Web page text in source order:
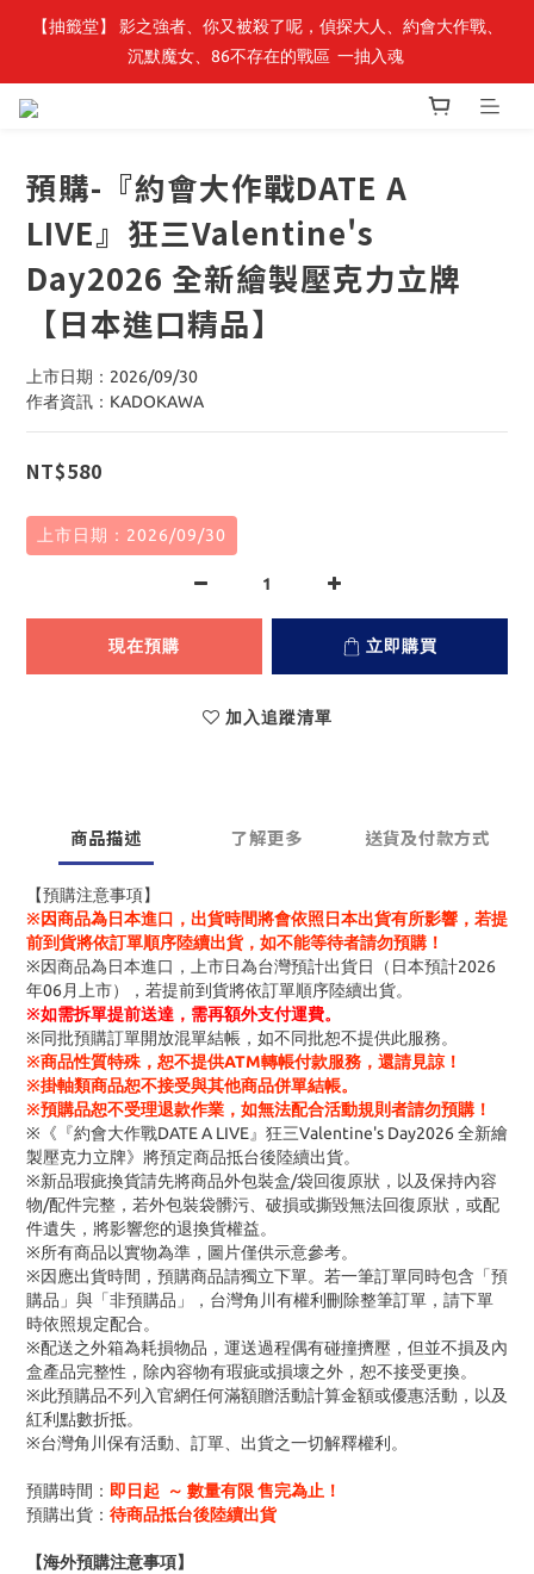
【轉生史萊姆】系列書展🌟系列小說 79 折，滿$389送「完節紀念
明信片組」
【抽籤堂】 影之強者、你又被殺了呢，偵探大人、約會大作戰、
沉默魔女、86不存在的戰區  一抽入魂
【轉生史萊姆】系列書展🌟系列小說 79 折，滿$389送「完節紀念
預購-『約會大作戰DATE A
LIVE』狂三Valentine's
Day2026 全新繪製壓克力立牌
【日本進口精品】
上市日期：2026/09/30
作者資訊：KADOKAWA
NT$580
上市日期：2026/09/30
現在預購 立即購買
加入追蹤清單
商品描述 了解更多 送貨及付款方式
【預購注意事項】
※因商品為日本進口，出貨時間將會依照日本出貨有所影響，若提
前到貨將依訂單順序陸續出貨，如不能等待者請勿預購！
※因商品為日本進口，上市日為台灣預計出貨日（日本預計2026
年06月上市），若提前到貨將依訂單順序陸續出貨。
※如需拆單提前送達，需再額外支付運費。
※同批預購訂單開放混單結帳，如不同批恕不提供此服務。
※商品性質特殊，恕不提供ATM轉帳付款服務，還請見諒！
※掛軸類商品恕不接受與其他商品併單結帳。
※預購品恕不受理退款作業，如無法配合活動規則者請勿預購！
※《『約會大作戰DATE A LIVE』狂三Valentine's Day2026 全新繪
製壓克力立牌》將預定商品抵台後陸續出貨。
※新品瑕疵換貨請先將商品外包裝盒/袋回復原狀，以及保持內容
物/配件完整，若外包裝袋髒污、破損或撕毀無法回復原狀，或配
件遺失，將影響您的退換貨權益。
※所有商品以實物為準，圖片僅供示意參考。
※因應出貨時間，預購商品請獨立下單。若一筆訂單同時包含「預
購品」與「非預購品」，台灣角川有權利刪除整筆訂單，請下單
時依照規定配合。
※配送之外箱為耗損物品，運送過程偶有碰撞擠壓，但並不損及內
盒產品完整性，除內容物有瑕疵或損壞之外，恕不接受更換。
※此預購品不列入官網任何滿額贈活動計算金額或優惠活動，以及
紅利點數折抵。
※台灣角川保有活動、訂單、出貨之一切解釋權利。
預購時間： 即日起 ～ 數量有限 售完為止！
預購出貨： 待商品抵台後陸續出貨
【海外預購注意事項】